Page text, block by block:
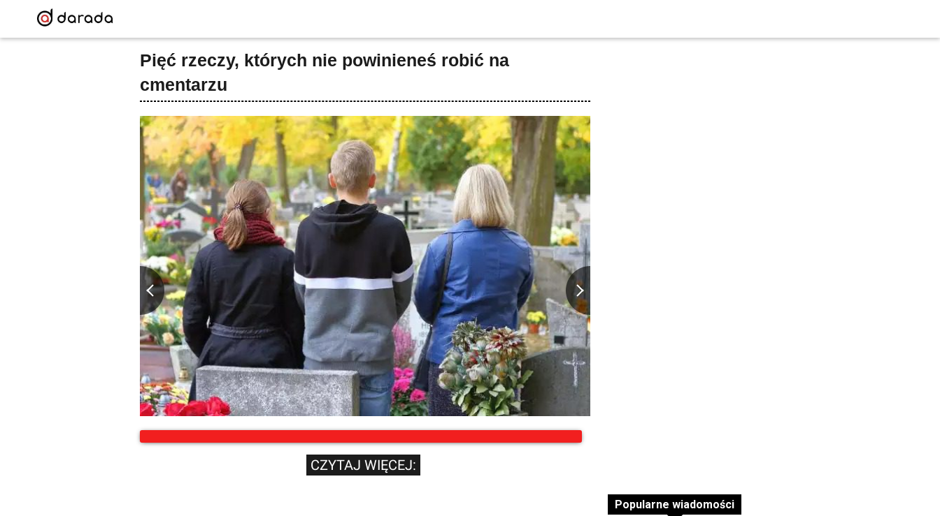
Pięć rzeczy, których nie powinieneś robić na
cmentarzu
CZYTAJ WIĘCEJ:
Popularne wiadomości